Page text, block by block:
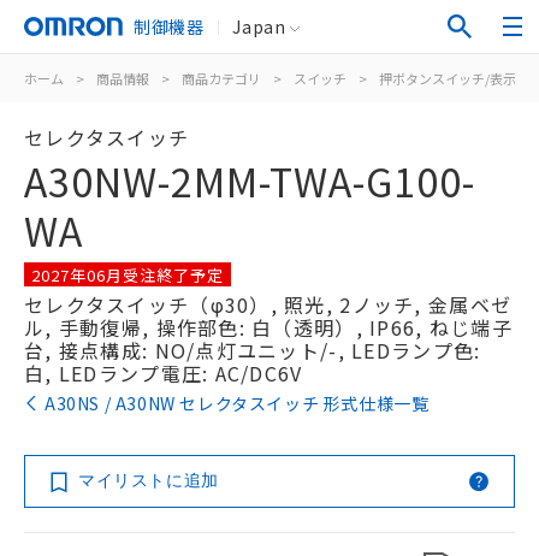
制御機器 Japan
ホーム > 商品情報 > 商品カテゴリ > スイッチ > 押ボタンスイッチ/表示灯
セレクタスイッチ
A30NW-2MM-TWA-G100-
WA
2027年06月受注終了予定
セレクタスイッチ（φ30）, 照光, 2ノッチ, 金属ベゼ
ル, 手動復帰, 操作部色: 白（透明）, IP66, ねじ端子
台, 接点構成: NO/点灯ユニット/-, LEDランプ色:
白, LEDランプ電圧: AC/DC6V
A30NS / A30NW セレクタスイッチ 形式仕様一覧
マイリストに追加